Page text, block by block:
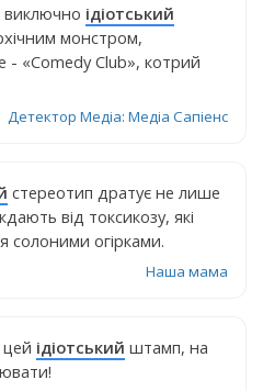
виключно ідіотський
монстром,
- «Comedy Club», котрий
Детектор Медіа: Медіа Сапіенс
стереотип дратує не лише
від токсикозу, які
солоними огірками.
Наша мама
ідіотський штамп, на